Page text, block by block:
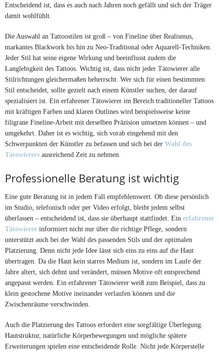
Entscheidend ist, dass es auch nach Jahren noch gefällt und sich der Träger
damit wohlfühlt.
Die Auswahl an Tattoostilen ist groß – von Fineline über Realismus,
markantes Blackwork bis hin zu Neo-Traditional oder Aquarell-Techniken.
Jeder Stil hat seine eigene Wirkung und beeinflusst zudem die
Langlebigkeit des Tattoos. Wichtig ist, dass nicht jeder Tätowierer alle
Stilrichtungen gleichermaßen beherrscht. Wer sich für einen bestimmten
Stil entscheidet, sollte gezielt nach einem Künstler suchen, der darauf
spezialisiert ist. Ein erfahrener Tätowierer im Bereich traditioneller Tattoos
mit kräftigen Farben und klaren Outlines wird beispielsweise keine
filigrane Fineline-Arbeit mit derselben Präzision umsetzen können – und
umgekehrt. Daher ist es wichtig, sich vorab eingehend mit den
Schwerpunkten der Künstler zu befassen und sich bei der Wahl des
Tätowierers ausreichend Zeit zu nehmen.
Professionelle Beratung ist wichtig
Eine gute Beratung ist in jedem Fall empfehlenswert. Ob diese persönlich
im Studio, telefonisch oder per Video erfolgt, bleibt jedem selbst
überlassen – entscheidend ist, dass sie überhaupt stattfindet. Ein erfahrener
Tätowierer informiert nicht nur über die richtige Pflege, sondern
unterstützt auch bei der Wahl des passenden Stils und der optimalen
Platzierung. Denn nicht jede Idee lässt sich eins zu eins auf die Haut
übertragen. Da die Haut kein starres Medium ist, sondern im Laufe der
Jahre altert, sich dehnt und verändert, müssen Motive oft entsprechend
angepasst werden. Ein erfahrener Tätowierer weiß zum Beispiel, dass zu
klein gestochene Motive ineinander verlaufen können und die
Zwischenräume verschwinden.
Auch die Platzierung des Tattoos erfordert eine sorgfältige Überlegung.
Hautstruktur, natürliche Körperbewegungen und mögliche spätere
Erweiterungen spielen eine entscheidende Rolle. Nicht jede Körperstelle